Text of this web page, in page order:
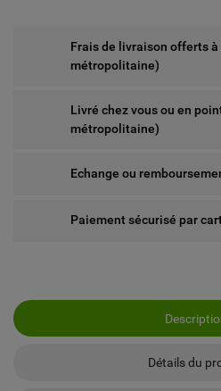
Frais de livraison offerts
métropolitaine)
Livré chez vous ou en
métropolitaine)
Echange ou
Paiement sécurisé par
Détails du